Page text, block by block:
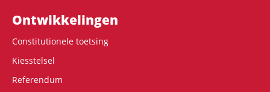
Ontwikke­lingen
Constitutionele toetsing
Kiesstelsel
Referendum